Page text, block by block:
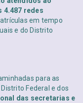
4.487 redes
em tempo
e do Distrito
para as
Federal e dos
das secretarias e